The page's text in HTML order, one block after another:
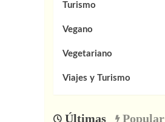
Turismo
Vegano
Vegetariano
Viajes y Turismo
Últimas Popular